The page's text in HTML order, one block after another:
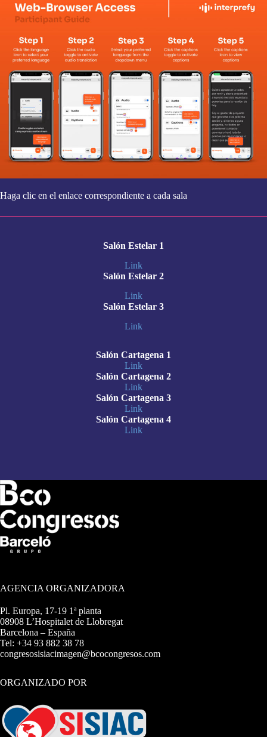
Haga clic en el enlace correspondiente a cada sala
Salón Estelar 1
Link
Salón Estelar 2
Link
Salón Estelar 3
Link
Salón Cartagena 1
Link
Salón Cartagena 2
Link
Salón Cartagena 3
Link
Salón Cartagena 4
Link
AGENCIA ORGANIZADORA
Pl. Europa, 17-19 1ª planta
08908 L’Hospitalet de Llobregat
Barcelona – España
Tel: +34 93 882 38 78
congresosisiacimagen@bcocongresos.com
ORGANIZADO POR